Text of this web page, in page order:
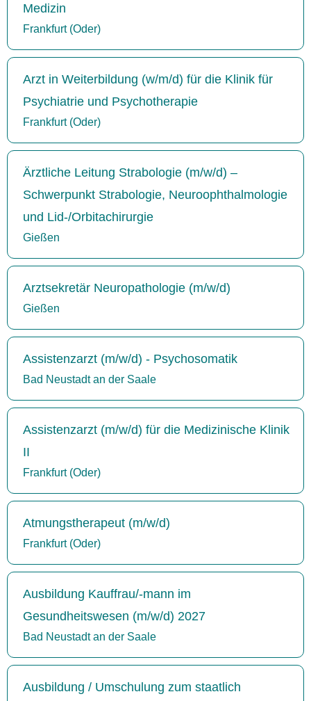
Medizin
Frankfurt (Oder)
Arzt in Weiterbildung (w/m/d) für die Klinik für
Psychiatrie und Psychotherapie
Frankfurt (Oder)
Ärztliche Leitung Strabologie (m/w/d) –
Schwerpunkt Strabologie, Neuroophthalmologie
und Lid-/Orbitachirurgie
Gießen
Arztsekretär Neuropathologie (m/w/d)
Gießen
Assistenzarzt (m/w/d) - Psychosomatik
Bad Neustadt an der Saale
Assistenzarzt (m/w/d) für die Medizinische Klinik
II
Frankfurt (Oder)
Atmungstherapeut (m/w/d)
Frankfurt (Oder)
Ausbildung Kauffrau/-mann im
Gesundheitswesen (m/w/d) 2027
Bad Neustadt an der Saale
Ausbildung / Umschulung zum staatlich